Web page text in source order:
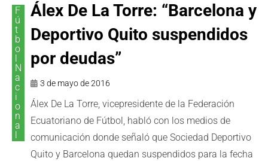
F
ú
t
b
o
N
a
c
i
o
n
a
Álex De La Torre: “Barcelona y
Deportivo Quito suspendidos
por deudas”
3 de mayo de 2016
Álex De La Torre, vicepresidente de la Federación
Ecuatoriano de Fútbol, habló con los medios de
comunicación donde señaló que Sociedad Deportivo
Quito y Barcelona quedan suspendidos para la fecha